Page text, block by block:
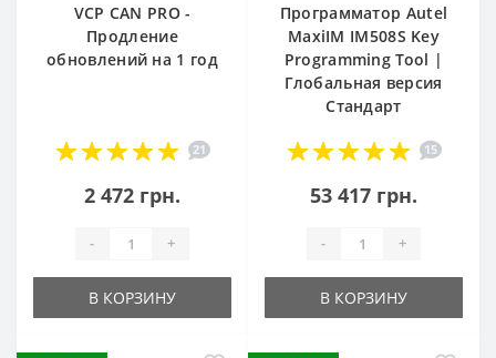
VCP CAN PRO -
Продление
обновлений на 1 год
21
2 472 грн.
- +
В КОРЗИНУ
Программатор Autel
MaxiIM IM508S Key
Programming Tool |
Глобальная версия
Стандарт
15
53 417 грн.
- +
В КОРЗИНУ